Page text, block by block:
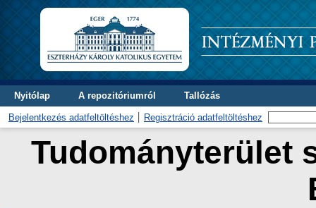
Nyitólap A repozitóriumról Tallózás
Bejelentkezés adatfeltöltéshez Regisztráció adatfeltöltéshez
Tudományterület